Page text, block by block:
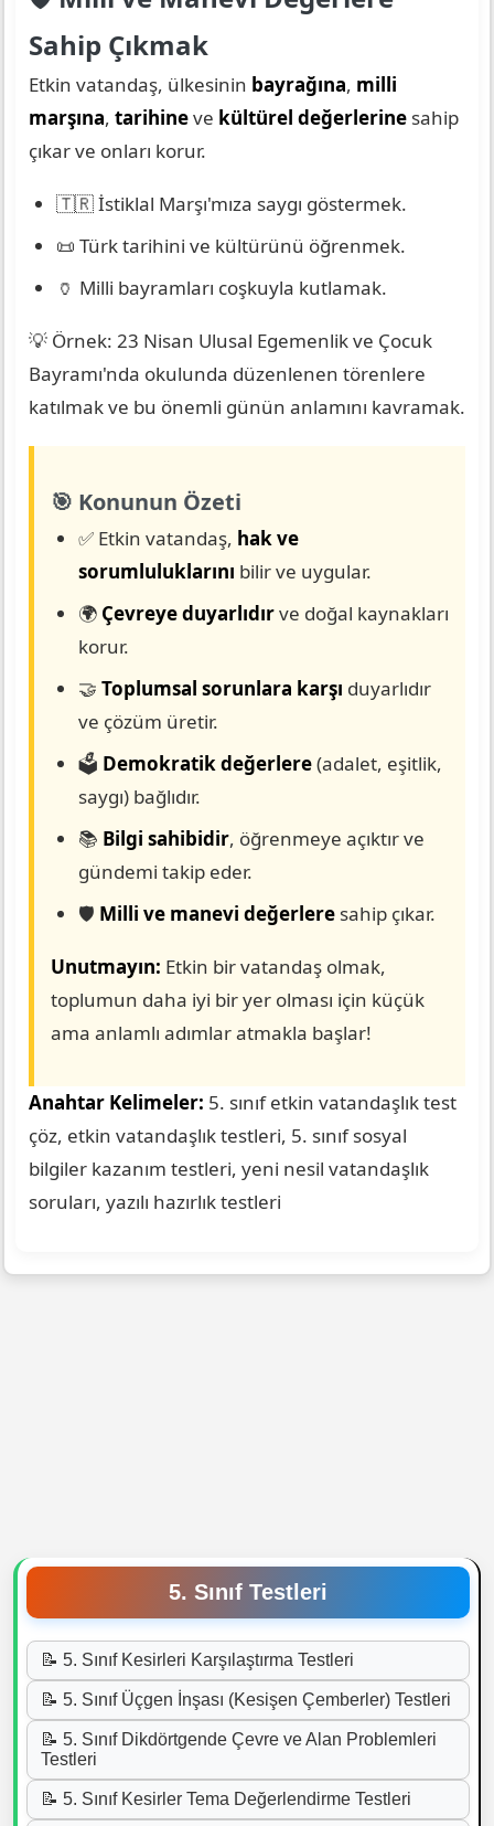
Sahip Çıkmak
Etkin vatandaş, ülkesinin bayrağına, milli
marşına, tarihineve kültürel değerlerine sahip
çıkar ve onları korur.
🇹🇷 İstiklal Marşı'mıza saygı göstermek.
📜 Türk tarihini ve kültürünü öğrenmek.
🏺 Milli bayramları coşkuyla kutlamak.
💡 Örnek: 23 Nisan Ulusal Egemenlik ve Çocuk
Bayramı'nda okulunda düzenlenen törenlere
katılmak ve bu önemli günün anlamını kavramak.
🎯 Konunun Özeti
✅ Etkin vatandaş, hak ve
sorumluluklarını bilir ve uygular.
🌍 Çevreye duyarlıdırve doğal kaynakları
korur.
🤝 Toplumsal sorunlara karşı duyarlıdır
ve çözüm üretir.
🗳️ Demokratik değerlere(adalet, eşitlik,
saygı) bağlıdır.
📚 Bilgi sahibidir, öğrenmeye açıktır ve
gündemi takip eder.
🛡️ Milli ve manevi değerlere sahip çıkar.
Unutmayın: Etkin bir vatandaş olmak,
toplumun daha iyi bir yer olması için küçük
ama anlamlı adımlar atmakla başlar!
Anahtar Kelimeler: 5. sınıf etkin vatandaşlık test
çöz, etkin vatandaşlık testleri, 5. sınıf sosyal
bilgiler kazanım testleri, yeni nesil vatandaşlık
soruları, yazılı hazırlık testleri
5. Sınıf Testleri
📝 5. Sınıf Kesirleri Karşılaştırma Testleri
📝 5. Sınıf Üçgen İnşası (Kesişen Çemberler) Testleri
📝 5. Sınıf Dikdörtgende Çevre ve Alan Problemleri
Testleri
📝 5. Sınıf Kesirler Tema Değerlendirme Testleri